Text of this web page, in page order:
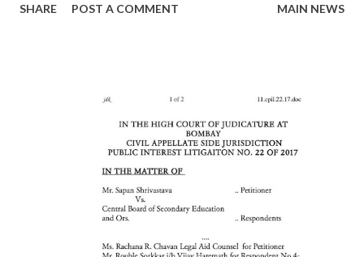
R.N.Kamble 8108412039 23885782 5 9/A GRANT ROAD Mr.
S.G.Tapal 9867799425 24157568 9 16/A SHINDEWADI Mr.
M.S. Dhawle 9967244987 24127714 10 17/A DHARAVI Mr.
Pradeep Gaikwad 9892801180 24075209 11 18/A DADAR Mr.
Ashok Kalangde 8450925133 24386566 12 19/A SHIVAJIPARK
Mr. Vinayak Nikam 9867798142 24453336 13 20/A JAMBORI
MAIDAN Mr.S.R.Koli 9323359323 24935052 14 21/A JAMBORI
MAIDAN Mr. S.M. kokre 9967465481 24935054 15 22/D
SHARE POST A COMMENT MAIN NEWS